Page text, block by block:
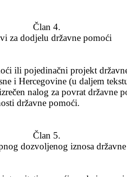
Član 4.
za dodjelu državne pomoći
ili pojedinačni projekt
i Hercegovine (u daljem
nalog za povrat državne
državne pomoći.
Član 5.
dozvoljenog iznosa